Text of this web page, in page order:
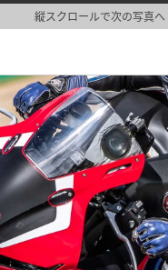
縦スクロールで次の写真へ